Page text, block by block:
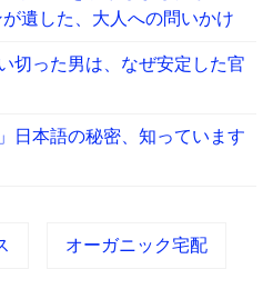
遺した、大人への問いかけ
切った男は、なぜ安定した官
日本語の秘密、知っています
オーガニック宅配